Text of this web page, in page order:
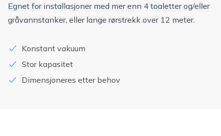
Egnet for installasjoner med mer enn 4 toaletter og/eller
gråvannstanker, eller lange rørstrekk over 12 meter.
Konstant vakuum
Stor kapasitet
Dimensjoneres etter behov